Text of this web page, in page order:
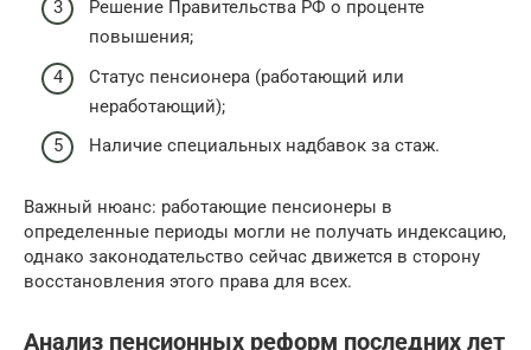
Решение Правительства РФ о проценте
повышения;
Статус пенсионера (работающий или
неработающий);
Наличие специальных надбавок за стаж.
Важный нюанс: работающие пенсионеры в
определенные периоды могли не получать индексацию,
однако законодательство сейчас движется в сторону
восстановления этого права для всех.
Анализ пенсионных реформ последних лет